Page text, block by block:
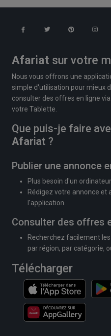
Afariat sur votre
Nous vous offrons une
simple d'utilisation pour mieux
consulter des offres en ligne
votre Tablette.
Que puis-je faire
Afariat ?
Publier une annonce
Plus besoin d'un
Rédigez votre annonce et
l'application
Consulter des offres
Recherchez facilement
par région, par catégorie,
Télécharger